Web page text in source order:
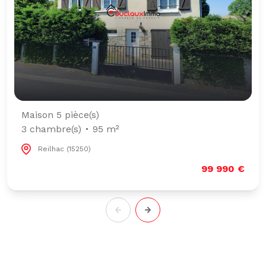
Maison 5 pièce(s)
3 chambre(s)
95 m²
Reilhac (15250)
99 990 €